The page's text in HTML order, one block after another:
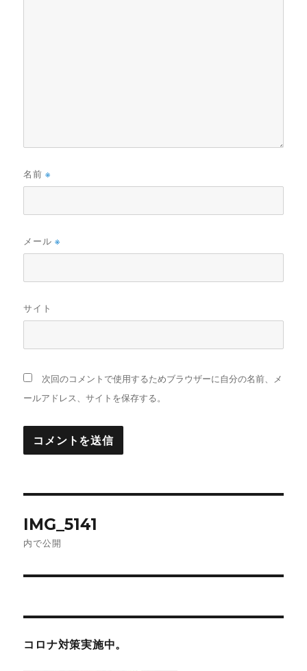
名前※
メール※
サイト
次回のコメントで使用するためブラウザーに自分の名前、メ
ールアドレス、サイトを保存する。
稿
ゲ
ー
IMG_5141
内で公開
コロナ対策実施中。